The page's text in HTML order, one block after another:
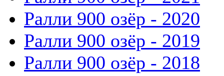
Ралли 900 озёр - 2020
Ралли 900 озёр - 2019
Ралли 900 озёр - 2018